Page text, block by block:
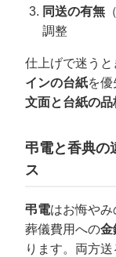
同送の有無
調整
仕上げで迷うと
インの台紙を
文面と台紙の品
弔電と香典の
ス
弔電はお悔やみ
葬儀費用への金
ります。両方